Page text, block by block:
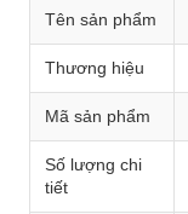
Tên sản phẩm
Thương hiệu
Mã sản phẩm
Số lượng chi
tiết